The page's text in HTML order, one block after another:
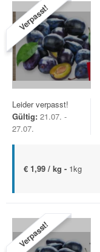
Verpasst!
Leider verpasst!
Gültig: 21.07. -
27.07.
€ 1,99 / kg - 1kg
Verpasst!